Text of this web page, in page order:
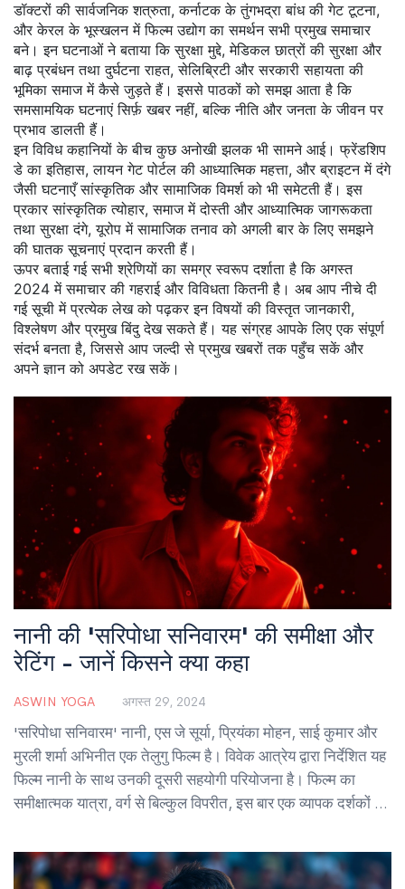
डॉक्टरों की सार्वजनिक शत्रुता, कर्नाटक के तुंगभद्रा बांध की गेट टूटना,
और केरल के भूस्खलन में फिल्म उद्योग का समर्थन सभी प्रमुख समाचार
बने। इन घटनाओं ने बताया किसुरक्षा मुद्दे,मेडिकल छात्रों की सुरक्षा और
बाढ़ प्रबंधनतथादुर्घटना राहत,सेलिब्रिटी और सरकारी सहायता की
भूमिका समाज में कैसे जुड़ते हैं। इससे पाठकों को समझ आता है कि
समसामयिक घटनाएं सिर्फ़ खबर नहीं, बल्कि नीति और जनता के जीवन पर
प्रभाव डालती हैं।
इन विविध कहानियों के बीच कुछ अनोखी झलक भी सामने आई। फ्रेंडशिप
डे का इतिहास, लायन गेट पोर्टल की आध्यात्मिक महत्ता, और ब्राइटन में दंगे
जैसी घटनाएँ सांस्कृतिक और सामाजिक विमर्श को भी समेटती हैं। इस
प्रकारसांस्कृतिक त्योहार,समाज में दोस्ती और आध्यात्मिक जागरूकता
तथासुरक्षा दंगे,यूरोप में सामाजिक तनाव को अगली बार के लिए समझने
की घातक सूचनाएं प्रदान करती हैं।
ऊपर बताई गई सभी श्रेणियों का समग्र स्वरूप दर्शाता है कि अगस्त
2024 में समाचार की गहराई और विविधता कितनी है। अब आप नीचे दी
गई सूची में प्रत्येक लेख को पढ़कर इन विषयों की विस्तृत जानकारी,
विश्लेषण और प्रमुख बिंदु देख सकते हैं। यह संग्रह आपके लिए एक संपूर्ण
संदर्भ बनता है, जिससे आप जल्दी से प्रमुख खबरों तक पहुँच सकें और
अपने ज्ञान को अपडेट रख सकें।
नानी की 'सरिपोधा सनिवारम' की समीक्षा और
रेटिंग - जानें किसने क्या कहा
ASWIN YOGA अगस्त 29, 2024
'सरिपोधा सनिवारम' नानी, एस जे सूर्या, प्रियंका मोहन, साई कुमार और
मुरली शर्मा अभिनीत एक तेलुगु फिल्म है। विवेक आत्रेय द्वारा निर्देशित यह
फिल्म नानी के साथ उनकी दूसरी सहयोगी परियोजना है। फिल्म का
समीक्षात्मक यात्रा, वर्ग से बिल्कुल विपरीत, इस बार एक व्यापक दर्शकों के